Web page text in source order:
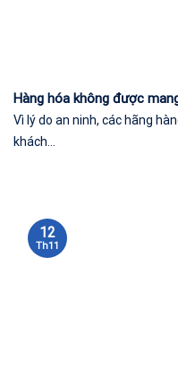
Hàng hóa không được
Vì lý do an ninh, các hãng
khách...
12
Th11